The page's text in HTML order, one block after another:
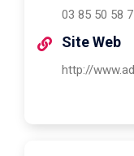
03 85 50 58
Site Web
http://